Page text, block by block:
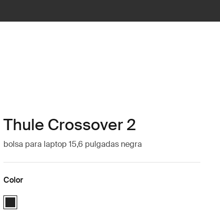
Thule Crossover 2
bolsa para laptop 15,6 pulgadas negra
Color
Thule Crossover 2 laptop bag 15.6" Negro (selected)